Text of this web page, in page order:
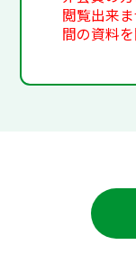
閲覧出来
間の資料を